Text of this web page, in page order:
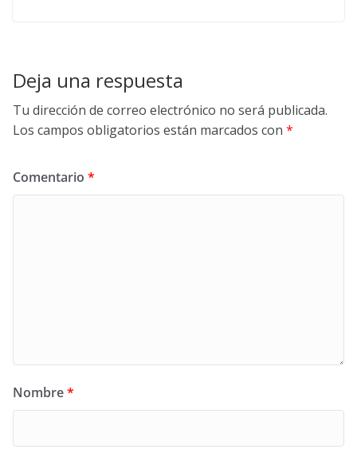
Deja una respuesta
Tu dirección de correo electrónico no será publicada.
Los campos obligatorios están marcados con *
Comentario *
Nombre*